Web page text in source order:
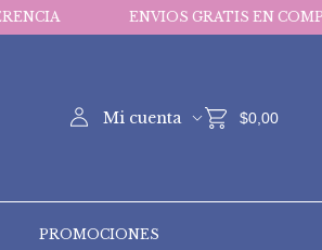
ENVIOS GRATIS EN COMPRAS
Mi cuenta $0,00
PROMOCIONES